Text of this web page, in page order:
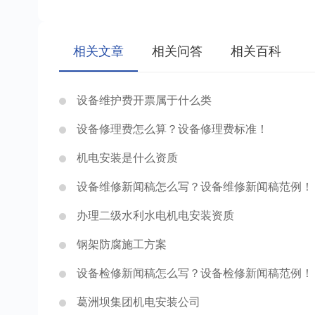
相关文章 相关问答 相关百科
设备维护费开票属于什么类
设备修理费怎么算？设备修理费标准！
机电安装是什么资质
设备维修新闻稿怎么写？设备维修新闻稿范例！
办理二级水利水电机电安装资质
钢架防腐施工方案
设备检修新闻稿怎么写？设备检修新闻稿范例！
葛洲坝集团机电安装公司